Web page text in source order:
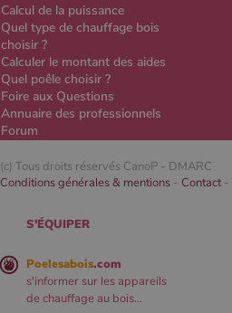
Calcul de la puissance
Quel type de chauffage bois
choisir ?
Calculer le montant des aides
Quel poêle choisir ?
Foire aux Questions
Annuaire des professionnels
Forum
(c) Tous droits réservés CanoP - DMARC
Conditions générales & mentions - Contact-
S'ÉQUIPER
Poelesabois.com
s'informer sur les appareils
de chauffage au bois...